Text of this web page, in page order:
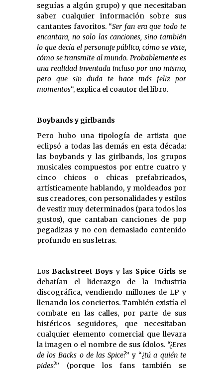
seguías a algún grupo) y que necesitaban
saber cualquier información sobre sus
cantantes favoritos. “Ser fan era que todo te
encantara, no solo las canciones, sino también
lo que decía el personaje público, cómo se viste,
cómo se transmite al mundo. Probablemente es
una realidad inventada incluso por uno mismo,
pero que sin duda te hace más feliz por
momentos“, explica el coautor del libro.
Boybands y girlbands
Pero hubo una tipología de artista que
eclipsó a todas las demás en esta década:
las boybands y las girlbands, los grupos
musicales compuestos por entre cuatro y
cinco chicos o chicas prefabricados,
artísticamente hablando, y moldeados por
sus creadores, con personalidades y estilos
de vestir muy determinados (para todos los
gustos), que cantaban canciones de pop
pegadizas y no con demasiado contenido
profundo en sus letras.
Los Backstreet Boys y las Spice Girls se
debatían el liderazgo de la industria
discográfica, vendiendo millones de LP y
llenando los conciertos. También existía el
combate en las calles, por parte de sus
histéricos seguidores, que necesitaban
cualquier elemento comercial que llevara
la imagen o el nombre de sus ídolos. “¿Eres
de los Backs o de las Spice?” y “¿tú a quién te
pides?” (porque los fans también se